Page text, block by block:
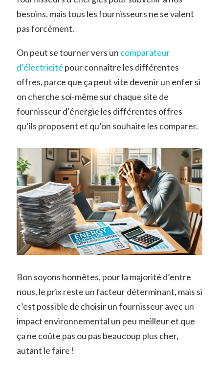
besoins, mais tous les fournisseurs ne se valent
pas forcément.
On peut se tourner vers un comparateur
d’électricité pour connaître les différentes
offres, parce que ça peut vite devenir un enfer si
on cherche soi-même sur chaque site de
fournisseur d’énergie les différentes offres
qu’ils proposent et qu’on souhaite les comparer.
Bon soyons honnêtes, pour la majorité d’entre
nous, le prix reste un facteur déterminant, mais si
c’est possible de choisir un fournisseur avec un
impact environnemental un peu meilleur et que
ça ne coûte pas ou pas beaucoup plus cher,
autant le faire !